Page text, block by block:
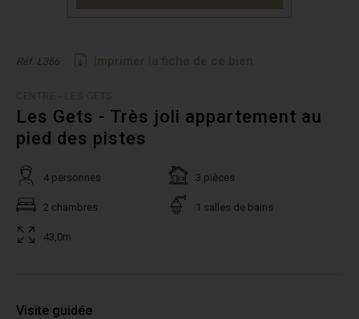
Réf. L366
Les Gets - Très joli appartement au
pied des pistes
4 personnes 3 pièces
2 chambres 1 salles de bains
43,0m
Visite guidée